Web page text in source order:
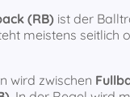
(RB) ist der
meistens seitlich
wird zwischen